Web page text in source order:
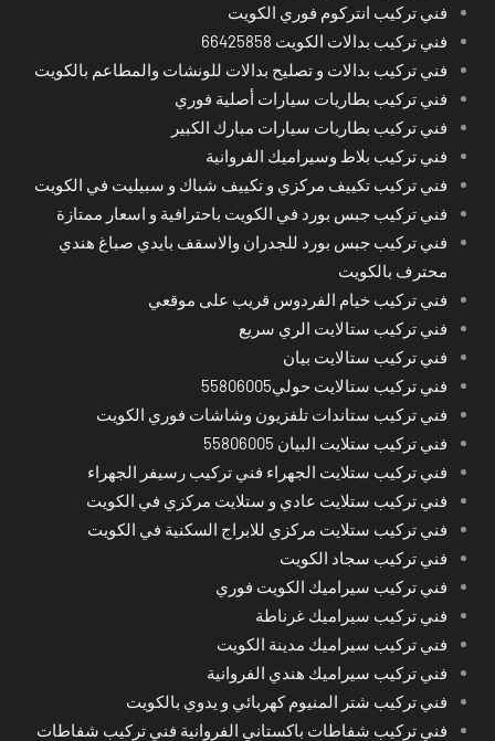
فني تركيب انتركوم فوري الكويت
فني تركيب بدالات الكويت 66425858
فني تركيب بدالات و تصليح بدالات للونشات والمطاعم بالكويت
فني تركيب بطاريات سيارات أصلية فوري
فني تركيب بطاريات سيارات مبارك الكبير
فني تركيب بلاط وسيراميك الفروانية
فني تركيب تكييف مركزي و تكييف شباك و سبيليت في الكويت
فني تركيب جبس بورد في الكويت باحترافية و اسعار ممتازة
فني تركيب جبس بورد للجدران والاسقف بايدي صباغ هندي
محترف بالكويت
فني تركيب خيام الفردوس قريب على موقعي
فني تركيب ستالايت الري سريع
فني تركيب ستالايت بيان
فني تركيب ستالايت حولي55806005
فني تركيب ستاندات تلفزيون وشاشات فوري الكويت
فني تركيب ستلايت البيان 55806005
فني تركيب ستلايت الجهراء فني تركيب رسيفر الجهراء
فني تركيب ستلايت عادي و ستلايت مركزي في الكويت
فني تركيب ستلايت مركزي للابراج السكنية في الكويت
فني تركيب سجاد الكويت
فني تركيب سيراميك الكويت فوري
فني تركيب سيراميك غرناطة
فني تركيب سيراميك مدينة الكويت
فني تركيب سيراميك هندي الفروانية
فني تركيب شتر المنيوم كهربائي و يدوي بالكويت
فني تركيب شفاطات باكستاني الفروانية فني تركيب شفاطات